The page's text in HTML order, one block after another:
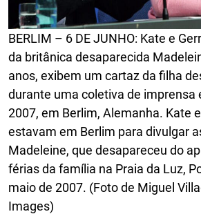
BERLIM – 6 DE JUNHO: Kate e
da britânica desaparecida
anos, exibem um cartaz da filha
durante uma coletiva de imprensa
2007, em Berlim, Alemanha. Kate
estavam em Berlim para divulgar
Madeleine, que desapareceu do
férias da família na Praia da Luz,
maio de 2007. (Foto de Miguel
Images)